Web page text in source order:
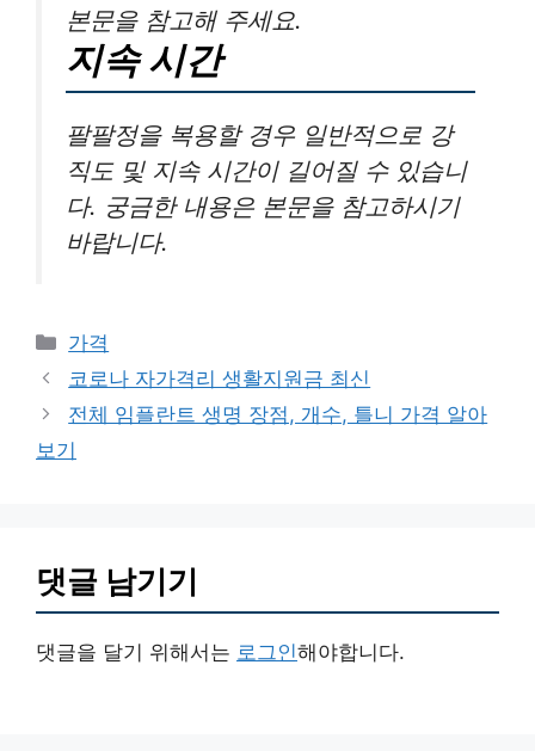
본문을 참고해 주세요.
지속 시간
팔팔정을 복용할 경우 일반적으로 강
직도 및 지속 시간이 길어질 수 있습니
다. 궁금한 내용은 본문을 참고하시기
바랍니다.
카
테
리
가격
코로나 자가격리 생활지원금 최신
전체 임플란트 생명 장점, 개수, 틀니 가격 알아
보기
댓글 남기기
댓글을 달기 위해서는 로그인해야합니다.